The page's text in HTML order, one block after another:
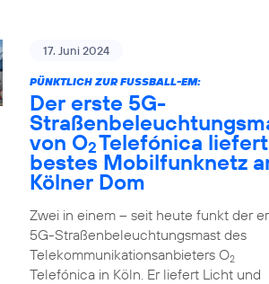
17. Juni 2024
PÜNKTLICH ZUR FUSSBALL-EM:
Der erste 5G-
von O2Telefónica liefert
bestes Mobilfunknetz
Kölner Dom
Zwei in einem – seit heute funkt der
5G-Straßenbeleuchtungsmast des
Telekommunikationsanbieters O2
Telefónica in Köln. Er liefert Licht und